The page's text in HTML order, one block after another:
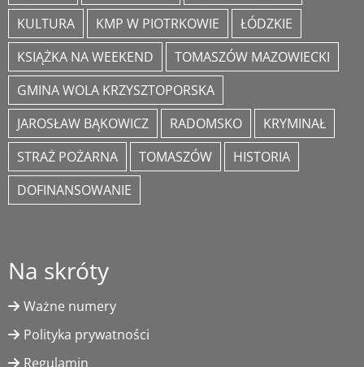
KULTURA
KMP W PIOTRKOWIE
ŁÓDZKIE
KSIĄŻKA NA WEEKEND
TOMASZÓW MAZOWIECKI
GMINA WOLA KRZYSZTOPORSKA
JAROSŁAW BĄKOWICZ
RADOMSKO
KRYMINAŁ
STRAŻ POŻARNA
TOMASZÓW
HISTORIA
DOFINANSOWANIE
Na skróty
Ważne numery
Polityka prywatności
Regulamin